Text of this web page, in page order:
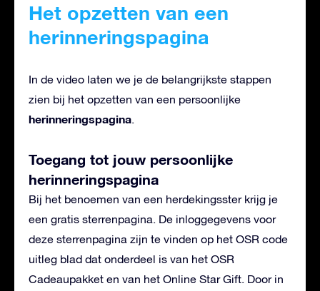
Het opzetten van een
herinneringspagina
In de video laten we je de belangrijkste stappen
zien bij het opzetten van een persoonlijke
herinneringspagina.
Toegang tot jouw persoonlijke
herinneringspagina
Bij het benoemen van een herdekingsster krijg je
een gratis sterrenpagina. De inloggegevens voor
deze sterrenpagina zijn te vinden op het OSR code
uitleg blad dat onderdeel is van het OSR
Cadeaupakket en van het Online Star Gift. Door in